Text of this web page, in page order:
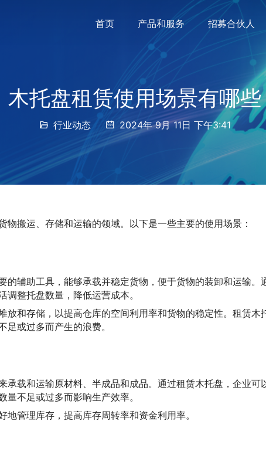
首页 产品和服务 招募合伙人
木托盘租赁使用场景有哪些
行业动态 2024年 9月 11日 下午3:41
搬运、存储和运输的领域。以下是一些主要的使用场景：
的辅助工具，能够承载并稳定货物，便于货物的装卸和运输。
整托盘数量，降低运营成本。
放和存储，以提高仓库的空间利用率和货物的稳定性。租赁木
或过多而产生的浪费。
承载和运输原材料、半成品和成品。通过租赁木托盘，企业可
不足或过多而影响生产效率。
地管理库存，提高库存周转率和资金利用率。